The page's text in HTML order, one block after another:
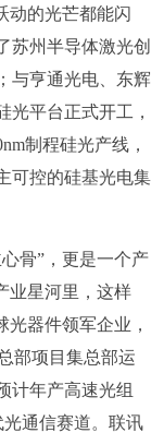
的光芒都能闪
苏州半导体激光创
与亨通光电、东辉
光平台正式开工，
制程硅光产线，
可控的硅基光电集
骨”，更是一个产
业星河里，这样
器件领军企业，
部项目集总部运
计年产高速光组
通信赛道。联讯